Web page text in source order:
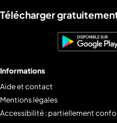
Liens utiles M6+.
Télécharger
Informations
Aide et contact
Mentions légales
Accessibilité : partiellement